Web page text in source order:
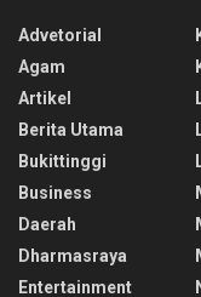
Advetorial
Agam
Artikel
Berita Utama
Bukittinggi
Business
Daerah
Dharmasraya
Entertainment